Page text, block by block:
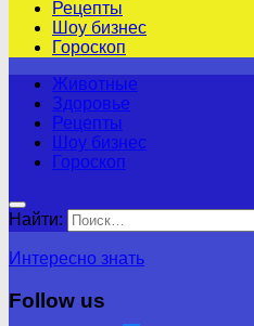
Рецепты
Шоу бизнес
Гороскоп
Животные
Здоровье
Рецепты
Шоу бизнес
Гороскоп
Найти:
Интересно знать
Follow us